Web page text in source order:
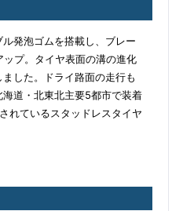
発泡ゴムを搭載し、ブレー
プ。タイヤ表面の溝の進化
した。ドライ路面の走行も
道・北東北主要5都市で装着
れているスタッドレスタイヤ